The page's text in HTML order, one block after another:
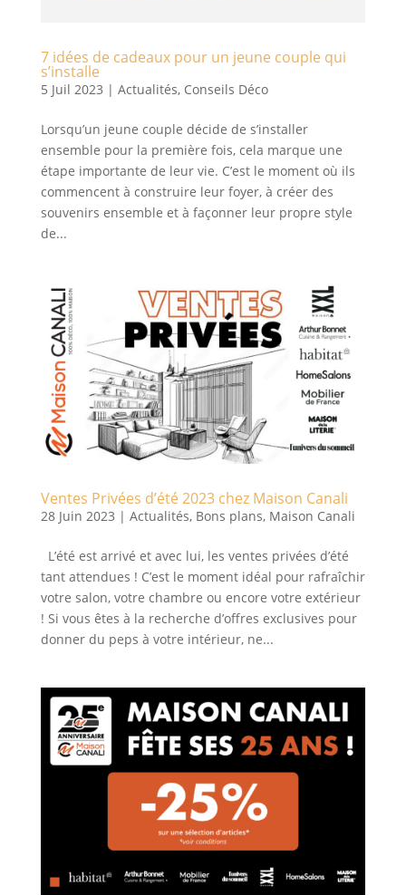
7 idées de cadeaux pour un jeune couple qui
s’installe
5 Juil 2023 | Actualités, Conseils Déco
Lorsqu’un jeune couple décide de s’installer
ensemble pour la première fois, cela marque une
étape importante de leur vie. C’est le moment où ils
commencent à construire leur foyer, à créer des
souvenirs ensemble et à façonner leur propre style
de...
Ventes Privées d’été 2023 chez Maison Canali
28 Juin 2023 | Actualités, Bons plans, Maison Canali
L’été est arrivé et avec lui, les ventes privées d’été
tant attendues ! C’est le moment idéal pour rafraîchir
votre salon, votre chambre ou encore votre extérieur
! Si vous êtes à la recherche d’offres exclusives pour
donner du peps à votre intérieur, ne...